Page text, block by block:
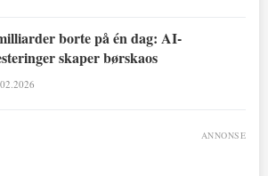
borte på én dag: AI-
skaper børskaos
ANNONSE